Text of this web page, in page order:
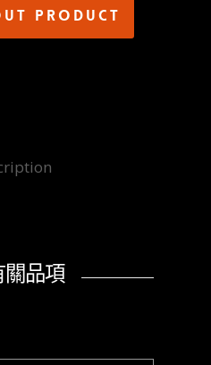
product
關品項